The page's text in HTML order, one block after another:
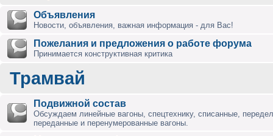
Объявления
Новости, объявления, важная информация - для Вас!
Пожелания и предложения о работе форума
Принимается конструктивная критика
Трамвай
Подвижной состав
Обсуждаем линейные вагоны, спецтехнику, списанные,
переданные и перенумерованные вагоны.